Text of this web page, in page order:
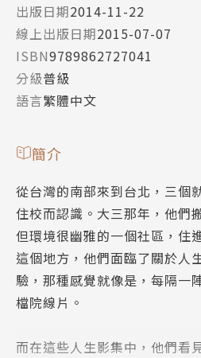
出版日期2014-11-22
線上出版日期2015-07-07
ISBN9789862727041
分級普級
語言繁體中文
簡介
從台灣的南部來到台北，三個
住校而認識。大三那年，他們
但環境很幽雅的一個社區，住
這個地方，他們面臨了關於人
驗，那種感覺就像是，每隔一
檔院線片。
而在這些人生影集中，他們看